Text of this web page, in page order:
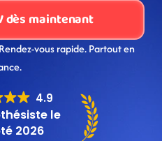
dès maintenant
vous rapide. Partout en